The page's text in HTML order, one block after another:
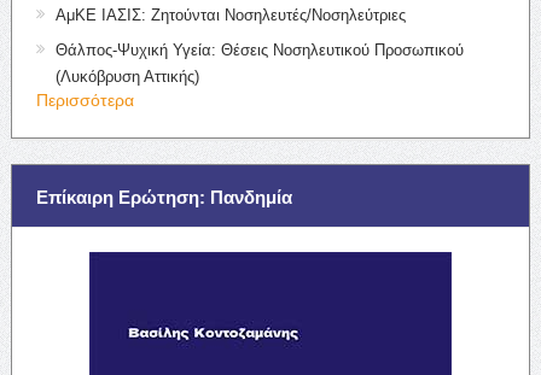
ΑμΚΕ ΙΑΣΙΣ: Ζητούνται Νοσηλευτές/Νοσηλεύτριες
Θάλπος-Ψυχική Υγεία: Θέσεις Νοσηλευτικού Προσωπικού
(Λυκόβρυση Αττικής)
Περισσότερα
Επίκαιρη Ερώτηση: Πανδημία